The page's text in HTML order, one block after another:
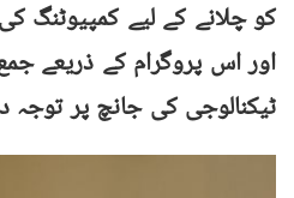
کو چلانے کے لیے کمپیوٹنگ
اور اس پروگرام کے ذریعے
ٹیکنالوجی کی جانچ پر توجہ